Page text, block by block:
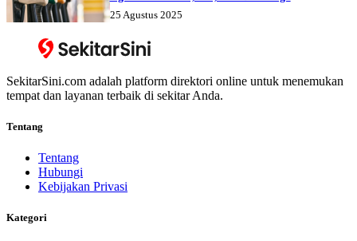
25 Agustus 2025
SekitarSini.com adalah platform direktori online untuk menemukan
tempat dan layanan terbaik di sekitar Anda.
Tentang
Tentang
Hubungi
Kebijakan Privasi
Kategori